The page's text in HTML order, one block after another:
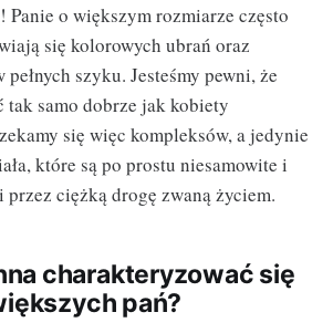
Panie o większym rozmiarze często
się kolorowych ubrań oraz
szyku. Jesteśmy pewni, że
tak samo dobrze jak kobiety
się więc kompleksów, a jedynie
które są po prostu niesamowite i
przez ciężką drogę zwaną życiem.
charakteryzować się
pań?